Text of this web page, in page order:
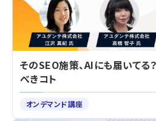
そのSEO施策、AIにも届いてる
べきコト
オンデマンド講座